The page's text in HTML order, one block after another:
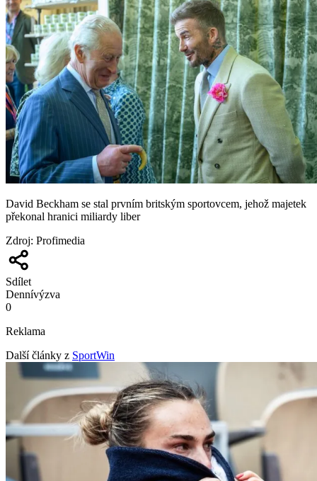
David Beckham se stal prvním britským sportovcem, jehož majetek
překonal hranici miliardy liber
Zdroj: Profimedia
Sdílet
Dennívýzva
0
Reklama
Další články z SportWin